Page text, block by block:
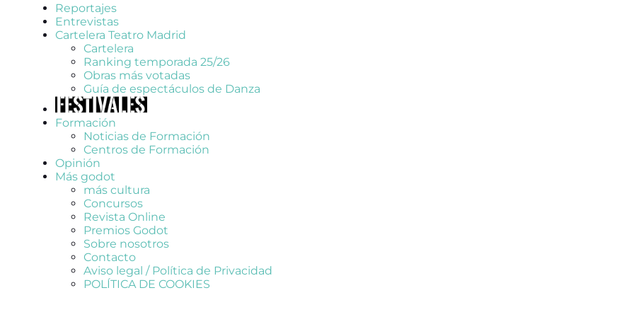
Reportajes
Entrevistas
Cartelera Teatro Madrid
Cartelera
Ranking temporada 25/26
Obras más votadas
Guía de espectáculos de Danza
Formación
Noticias de Formación
Centros de Formación
Opinión
Más godot
más cultura
Concursos
Revista Online
Premios Godot
Sobre nosotros
Contacto
Aviso legal / Política de Privacidad
POLÍTICA DE COOKIES